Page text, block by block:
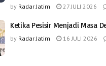
by Radar Jatim 27 JULI 2026
Ketika Pesisir Menjadi Masa
by Radar Jatim 16 JULI 2026